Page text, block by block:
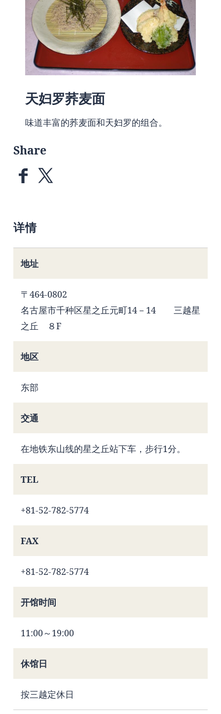
天妇罗荞麦面
味道丰富的荞麦面和天妇罗的组合。
Share
详情
地址
〒464-0802
名古屋市千种区星之丘元町14－14 三越星
之丘 ８F
地区
东部
交通
在地铁东山线的星之丘站下车，步行1分。
TEL
+81-52-782-5774
FAX
+81-52-782-5774
开馆时间
11:00～19:00
休馆日
按三越定休日